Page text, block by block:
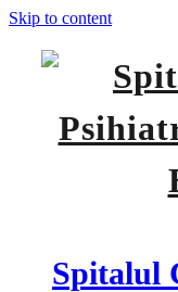
Skip to content
Spitalul